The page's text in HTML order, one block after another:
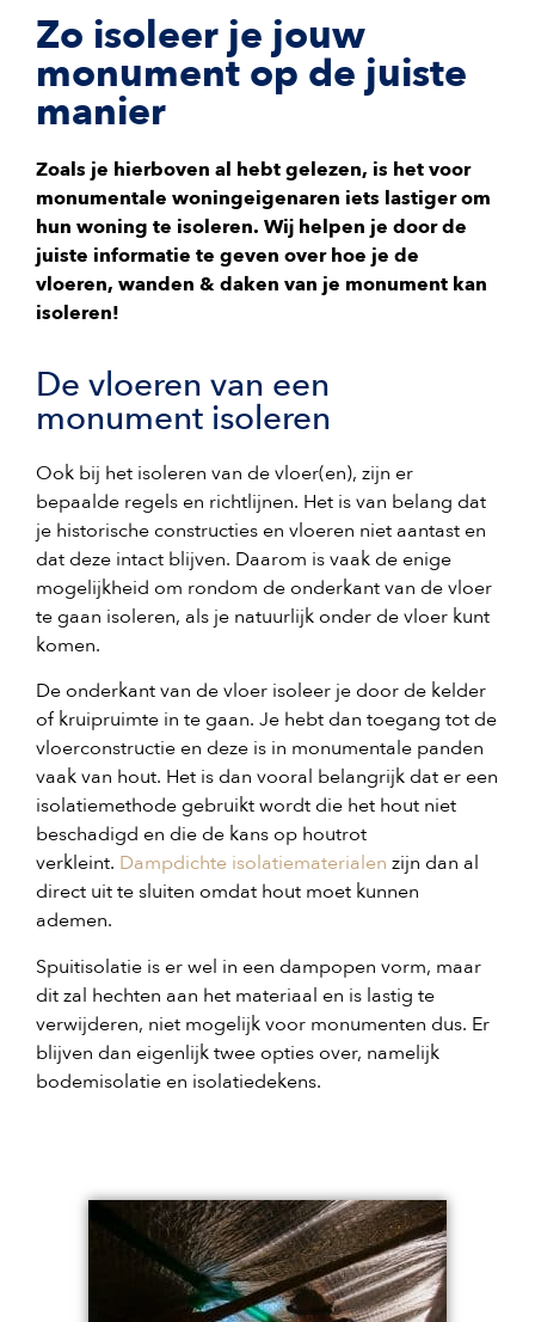
Zo isoleer je jouw
monument op de juiste
manier
Zoals je hierboven al hebt gelezen, is het voor
monumentale woningeigenaren iets lastiger om
hun woning te isoleren. Wij helpen je door de
juiste informatie te geven over hoe je de
vloeren, wanden & daken van je monument kan
isoleren!
De vloeren van een
monument isoleren
Ook bij het isoleren van de vloer(en), zijn er
bepaalde regels en richtlijnen. Het is van belang dat
je historische constructies en vloeren niet aantast en
dat deze intact blijven. Daarom is vaak de enige
mogelijkheid om rondom de onderkant van de vloer
te gaan isoleren, als je natuurlijk onder de vloer kunt
komen.
De onderkant van de vloer isoleer je door de kelder
of kruipruimte in te gaan. Je hebt dan toegang tot de
vloerconstructie en deze is in monumentale panden
vaak van hout. Het is dan vooral belangrijk dat er een
isolatiemethode gebruikt wordt die het hout niet
beschadigd en die de kans op houtrot
verkleint. Dampdichte isolatiematerialen zijn dan al
direct uit te sluiten omdat hout moet kunnen
ademen.
Spuitisolatie is er wel in een dampopen vorm, maar
dit zal hechten aan het materiaal en is lastig te
verwijderen, niet mogelijk voor monumenten dus. Er
blijven dan eigenlijk twee opties over, namelijk
bodemisolatie en isolatiedekens.